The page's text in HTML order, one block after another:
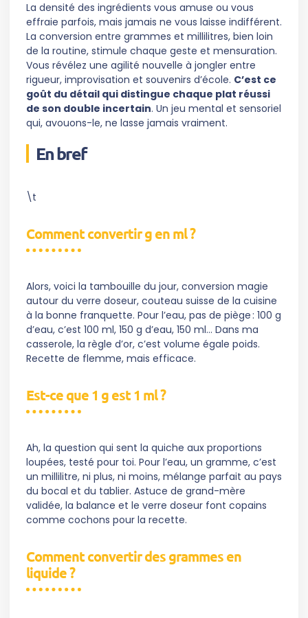
La densité des ingrédients vous amuse ou vous
effraie parfois, mais jamais ne vous laisse indifférent.
La conversion entre grammes et millilitres, bien loin
de la routine, stimule chaque geste et mensuration.
Vous révélez une agilité nouvelle à jongler entre
rigueur, improvisation et souvenirs d’école. C’est ce
goût du détail qui distingue chaque plat réussi
de son double incertain. Un jeu mental et sensoriel
qui, avouons-le, ne lasse jamais vraiment.
En bref
\t
Comment convertir g en ml ?
Alors, voici la tambouille du jour, conversion magie
autour du verre doseur, couteau suisse de la cuisine
à la bonne franquette. Pour l’eau, pas de piège : 100 g
d’eau, c’est 100 ml, 150 g d’eau, 150 ml… Dans ma
casserole, la règle d’or, c’est volume égale poids.
Recette de flemme, mais efficace.
Est-ce que 1 g est 1 ml ?
Ah, la question qui sent la quiche aux proportions
loupées, testé pour toi. Pour l’eau, un gramme, c’est
un millilitre, ni plus, ni moins, mélange parfait au pays
du bocal et du tablier. Astuce de grand-mère
validée, la balance et le verre doseur font copains
comme cochons pour la recette.
Comment convertir des grammes en
liquide ?